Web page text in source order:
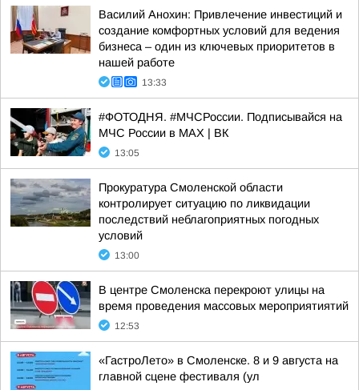
Василий Анохин: Привлечение инвестиций и
создание комфортных условий для ведения
бизнеса – один из ключевых приоритетов в
нашей работе
13:33
#ФОТОДНЯ. #МЧСРоссии. Подписывайся на
МЧС России в MAX | ВК
13:05
Прокуратура Смоленской области
контролирует ситуацию по ликвидации
последствий неблагоприятных погодных
условий
13:00
В центре Смоленска перекроют улицы на
время проведения массовых мероприятиятий
12:53
«ГастроЛето» в Смоленске. 8 и 9 августа на
главной сцене фестиваля (ул